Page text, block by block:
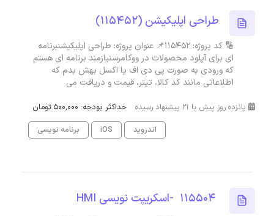
طراحی اپلیکیشن (115452)
🔢 کد پروژه: 115452📌 عنوان پروژه: طراحی اپلیکیشنبرنامه
ای برای آپلود محصولات در ووکامرسنیازمند برنامه ای هستم
که ورودی به صورت پی دی اف یا اکسل بهش بدم که
اطلاعاتی مانند کد کالا، تیتر، قیمت و دریافت می
پانزده روز پیش با 21 پیشنهاد رسیده
حداکثر بودجه: 500,000 تومان
اندروید
iOS برنامه نویسی